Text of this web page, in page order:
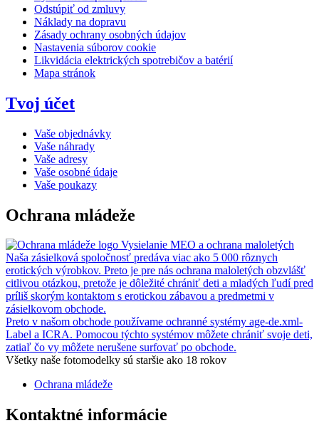
Odstúpiť od zmluvy
Náklady na dopravu
Zásady ochrany osobných údajov
Nastavenia súborov cookie
Likvidácia elektrických spotrebičov a batérií
Mapa stránok
Tvoj účet
Vaše objednávky
Vaše náhrady
Vaše adresy
Vaše osobné údaje
Vaše poukazy
Ochrana mládeže
Vysielanie MEO a ochrana maloletých
Naša zásielková spoločnosť predáva viac ako 5 000 rôznych
erotických výrobkov. Preto je pre nás ochrana maloletých obzvlášť
citlivou otázkou, pretože je dôležité chrániť deti a mladých ľudí pred
príliš skorým kontaktom s erotickou zábavou a predmetmi v
zásielkovom obchode.
Preto v našom obchode používame ochranné systémy age-de.xml-
Label a ICRA. Pomocou týchto systémov môžete chrániť svoje deti,
zatiaľ čo vy môžete nerušene surfovať po obchode.
Všetky naše fotomodelky sú staršie ako 18 rokov
Ochrana mládeže
Kontaktné informácie